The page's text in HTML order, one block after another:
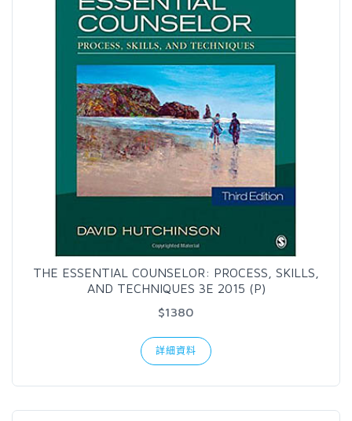
THE ESSENTIAL COUNSELOR: PROCESS, SKILLS,
AND TECHNIQUES 3E 2015 (P)
$1380
詳細資料